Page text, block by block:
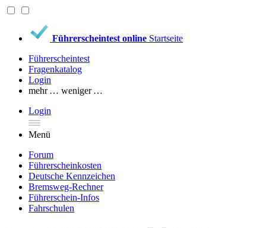
Führerscheintest online Startseite
Führerscheintest
Fragenkatalog
Login
mehr … weniger …
Login
Menü
Forum
Führerscheinkosten
Deutsche Kennzeichen
Bremsweg-Rechner
Führerschein-Infos
Fahrschulen